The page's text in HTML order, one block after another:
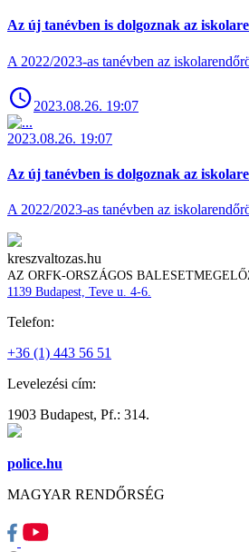
Az új tanévben is dolgoznak az
A 2022/2023-as tanévben az
2023.08.26. 19:07
2023.08.26. 19:07
Az új tanévben is dolgoznak az
A 2022/2023-as tanévben az
kreszvaltozas.hu
AZ ORFK-ORSZÁGOS
1139 Budapest, Teve u. 4-6.
Telefon:
+36 (1) 443 56 51
Levelezési cím:
1903 Budapest, Pf.: 314.
police.hu
MAGYAR RENDŐRSÉG